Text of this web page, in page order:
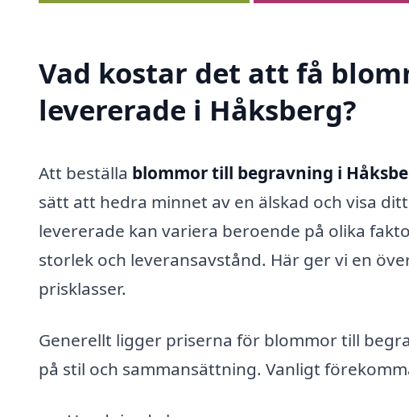
Vad kostar det att få
levererade i Håksberg?
Att beställa blommor till begravning i
sätt att hedra minnet av en älskad och visa
levererade kan variera beroende på olika
storlek och leveransavstånd. Här ger vi en
prisklasser.
Generellt ligger priserna för blommor till
på stil och sammansättning. Vanligt